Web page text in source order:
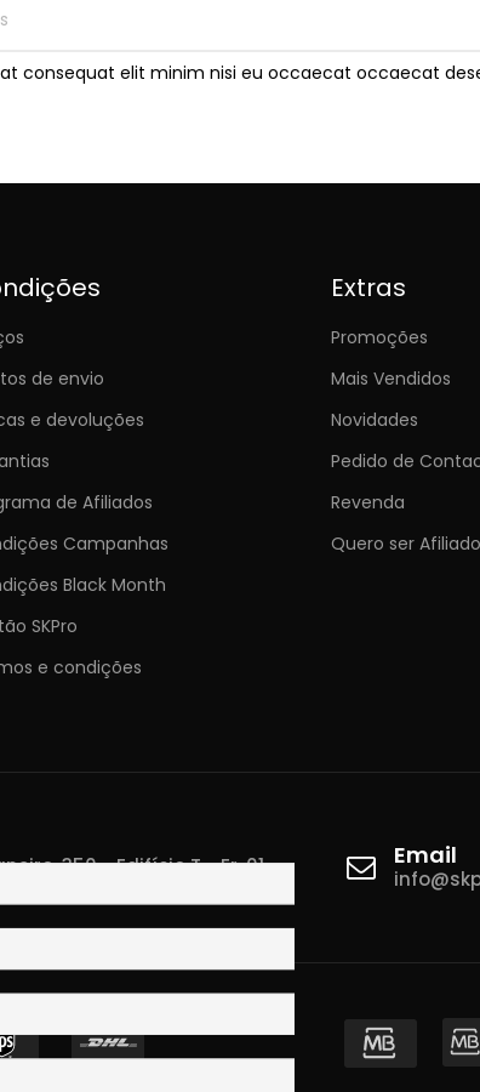
consequat elit minim nisi eu occaecat occaecat
de envio
e devoluções
de Afiliados
Campanhas
Black Month
SKPro
e condições
Extras
Promoções
Mais Vendidos
Novidades
Pedido de
Revenda
Quero ser Afiliado
350 - Edifício T - Fr. 01
Email